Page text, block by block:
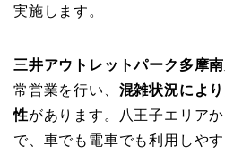
実施します。
三井アウトレットパーク多摩
常営業を行い、 混雑状況によ
性があります。八王子エリア
で、車でも電車でも利用しやす